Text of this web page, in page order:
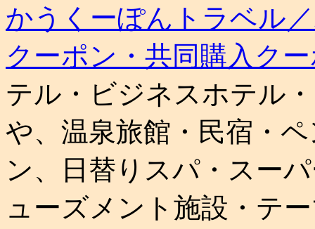
かうくーぽんトラベル
クーポン・共同購入ク
テル・ビジネスホテル
や、温泉旅館・民宿・
ン、日替りスパ・スー
ューズメント施設・テ